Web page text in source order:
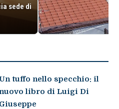
sede di
tuffo nello specchio: il
libro di Luigi Di
Giuseppe